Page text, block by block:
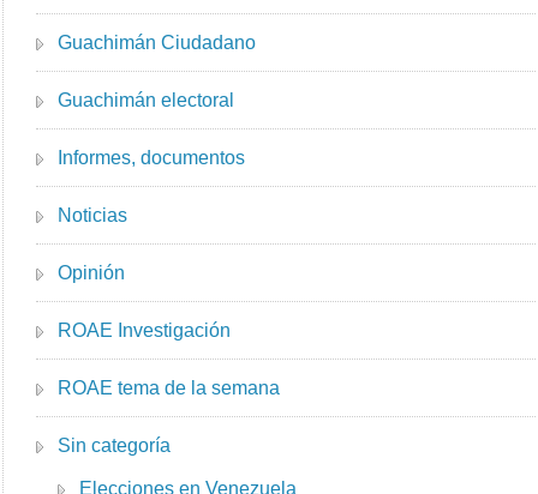
Guachimán Ciudadano
Guachimán electoral
Informes, documentos
Noticias
Opinión
ROAE Investigación
ROAE tema de la semana
Sin categoría
Elecciones en Venezuela